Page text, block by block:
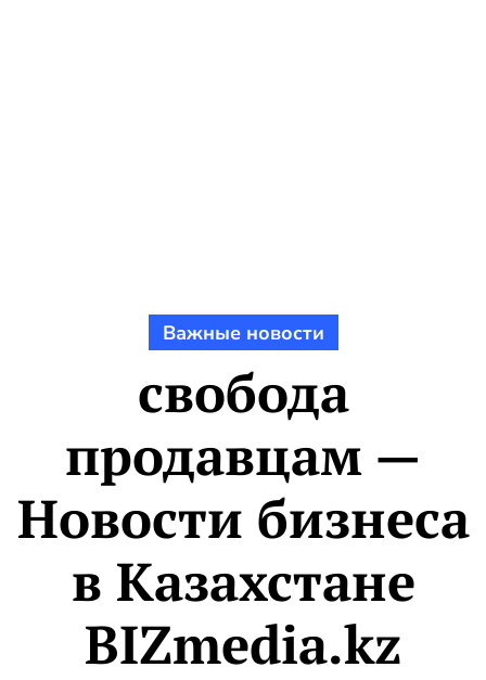
Важные новости
свобода
продавцам —
Новости бизнеса
в Казахстане
BIZmedia.kz